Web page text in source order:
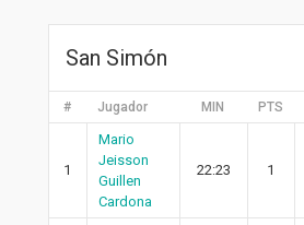
San Simón
# Jugador MIN PTS
1
Mario
Jeisson
Guillen
Cardona
22:23 1